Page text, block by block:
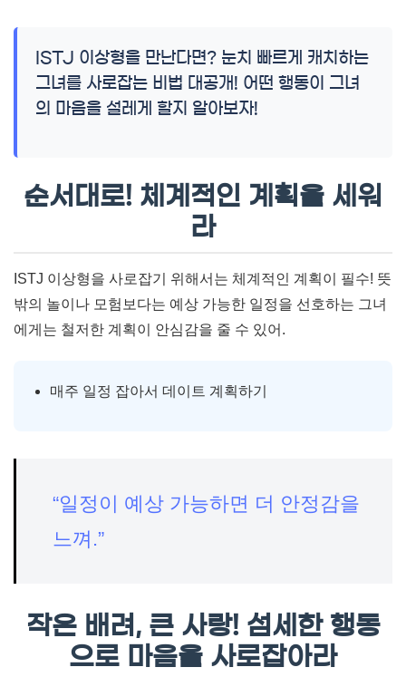
ISTJ 이상형을 만난다면? 눈치 빠르게 캐치하는
그녀를 사로잡는 비법 대공개! 어떤 행동이 그녀
의 마음을 설레게 할지 알아보자!
순서대로! 체계적인 계획을 세워
라
ISTJ 이상형을 사로잡기 위해서는 체계적인 계획이 필수! 뜻
밖의 놀이나 모험보다는 예상 가능한 일정을 선호하는 그녀
에게는 철저한 계획이 안심감을 줄 수 있어.
매주 일정 잡아서 데이트 계획하기
“일정이 예상 가능하면 더 안정감을
느껴.”
작은 배려, 큰 사랑! 섬세한 행동
으로 마음을 사로잡아라